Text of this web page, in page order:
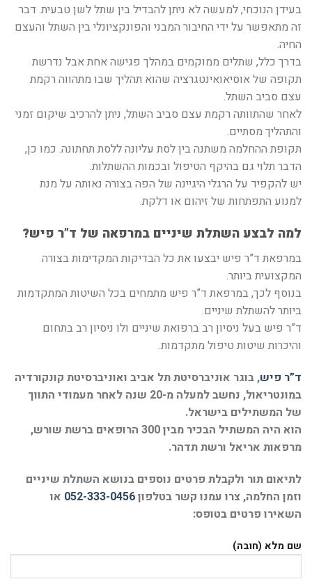
בעידן הנוכחי, למעשה לא ניתן להבדיל בין שתל לשן טבעית. דבר
זה מתאפשר על ידי החיבור המבני והפונקציונלי בין השתל והעצם
החיה.
בדרך כלל, שתלים ממוקמים במהלך פגישה אחת אבל נדרשת
תקופה של אוסיאואינטגרציה שהוא תהליך שבו מתהווה רקמת
עצם סביב השתל.
לאחר שהתוותה רקמת עצם סביב השתל, ניתן להרכיב שיקום זמני
והתהליך מסתיים.
תקופת ההחלמה משתנה בין לסת עליונה ללסת תחתונה. כמו כן,
הדבר תלוי גם בהיקף הטיפול ובכמות ההשתלות.
יש להקפיד על הרגלי היגיינה של הפה בצורה נאותה על מנת
למנוע התפתחות של זיהום או דלקת.
למה לבצע השתלת שיניים במרפאה של ד”ר פיש?
במרפאת ד”ר פיש יבצעו את כל הבדיקות המקדימות בצורה
המקצועית ביותר.
בנוסף לכך, במרפאת ד”ר פיש מתמחים בכל השיטות המתקדמות
ביותר להשתלת שיניים.
ד”ר פיש בעל ניסיון רב ברפואת שיניים ולו ניסיון רב בתחום
והיכרות שיטות טיפול מתקדמות.
ד”ר פיש, בוגר אוניברסיטת תל אביב ואוניברסיטת קונקורדיה
במונטריאול, נחשב למעלה מ-20 שנה לאחר מעמודי התווך
של המשתילים בישראל.
הוא היה המשתיל הבכיר מבין 300 הרופאים ברשת שורש,
מרפאות אריאל ורשת תדהר.
לתיאום תור ולקבלת פרטים נוספים בנושא השתלת שיניים
וזמן החלמה, צרו עמנו קשר בטלפון052-333-0456 או
השאירו פרטים בטופס:
שם מלא (חובה)